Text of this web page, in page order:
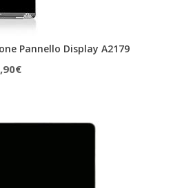
Pannello Display A2179
€Il
è: